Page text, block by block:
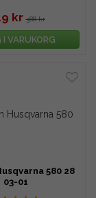
kr 388 kr
I VARUKORG
580 28
03-01